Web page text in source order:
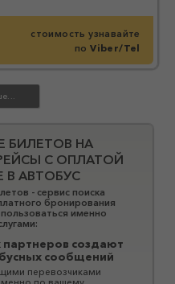
стоимость узнавайте
поViber/Tel
БИЛЕТОВ НА
С ОПЛАТОЙ
В АВТОБУС
- сервис поиска
бронирования
именно
партнеров создают
сообщений
перевозчиками